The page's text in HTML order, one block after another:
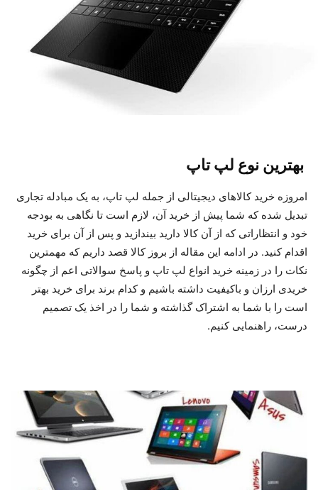
بهترین نوع لپ تاپ
امروزه خرید کالاهای دیجیتالی از جمله لپ تاپ، به یک مبادله­ تجاری
تبدیل شده که شما پیش از خرید آن، لازم است تا نگاهی به بودجه
خود و انتظاراتی که از آن کالا دارید بیندازید و پس از آن برای خرید
اقدام کنید. در ادامه این مقاله از بروز کالا قصد داریم که مهم­ترین
نکات را در زمینه خرید انواع لپ تاپ و پاسخ سوالاتی اعم از چگونه
خریدی ارزان و باکیفیت داشته باشیم و کدام برند برای خرید بهتر
است را با شما به اشتراک گذاشته و شما را در اخذ یک تصمیم
درست، راهنمایی کنیم.